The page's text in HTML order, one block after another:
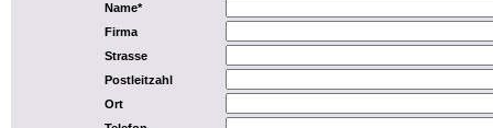
Name*
Firma
Strasse
Postleitzahl
Ort